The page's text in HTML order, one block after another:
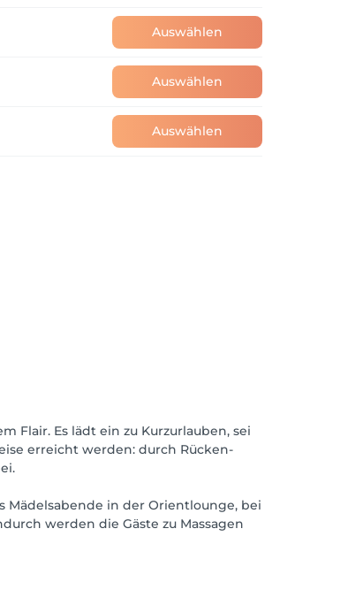
Auswählen
Auswählen
Auswählen
Flair. Es lädt ein zu Kurzurlauben, sei
erreicht werden: durch Rücken-
Mädelsabende in der Orientlounge, bei
werden die Gäste zu Massagen